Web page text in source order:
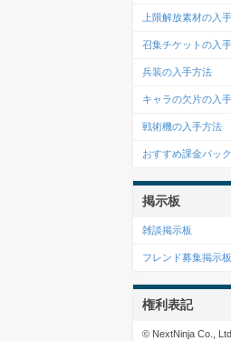
上限解放素材の入
召集チケットの入
兵装の入手方法
キャラの欠片の入
戦術機の入手方法
おすすめ課金パック
掲示板
雑談掲示板
フレンド募集掲示板
権利表記
© NextNinja Co.,